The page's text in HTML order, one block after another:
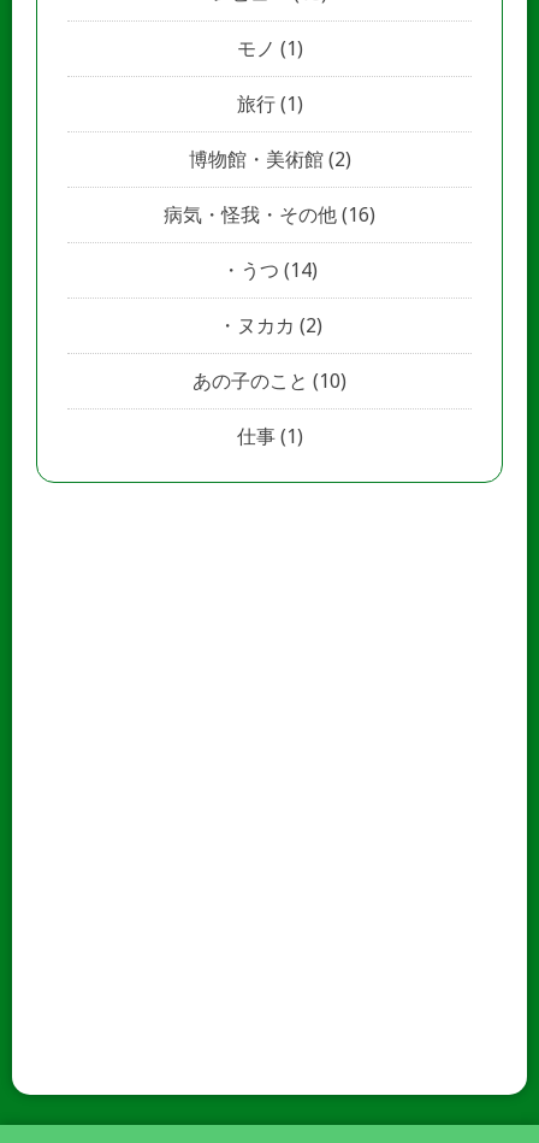
モノ (1)
旅行(1)
博物館・美術館(2)
病気・怪我・その他 (16)
うつ (14)
ヌカカ (2)
あの子のこと (10)
仕事(1)